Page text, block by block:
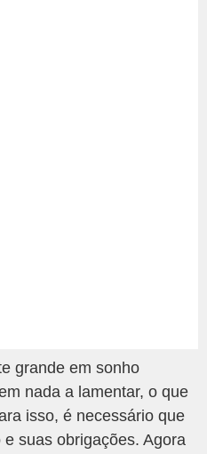
grande em sonho
nada a lamentar, o que
isso, é necessário que
suas obrigações. Agora